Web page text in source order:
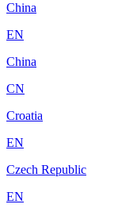
China
EN
China
CN
Croatia
EN
Czech Republic
EN